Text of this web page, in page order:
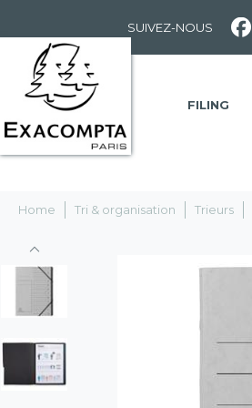
SUIVEZ-NOUS
FILING
Home Tri & organisation Trieurs